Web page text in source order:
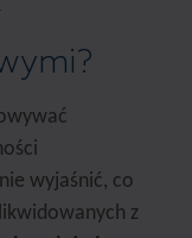
wyjaśnić, co
z